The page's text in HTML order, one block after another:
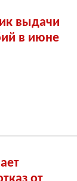
выдачи
в июне